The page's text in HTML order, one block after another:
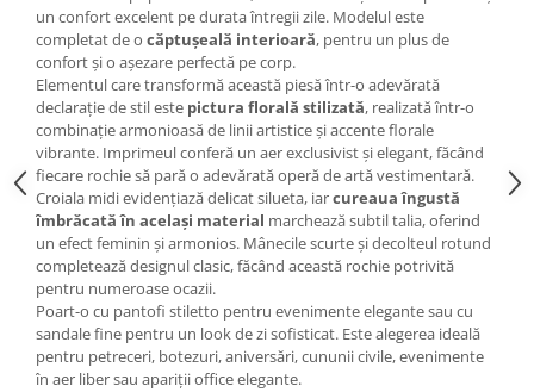
un confort excelent pe durata întregii zile. Modelul este
completat de o căptușeală interioară, pentru un plus de
confort și o așezare perfectă pe corp.
Elementul care transformă această piesă într-o adevărată
declarație de stil este pictura florală stilizată, realizată într-o
combinație armonioasă de linii artistice și accente florale
vibrante. Imprimeul conferă un aer exclusivist și elegant, făcând
fiecare rochie să pară o adevărată operă de artă vestimentară.
Croiala midi evidențiază delicat silueta, iarcureaua îngustă
îmbrăcată în același material marchează subtil talia, oferind
un efect feminin și armonios. Mânecile scurte și decolteul rotund
completează designul clasic, făcând această rochie potrivită
pentru numeroase ocazii.
Poart-o cu pantofi stiletto pentru evenimente elegante sau cu
sandale fine pentru un look de zi sofisticat. Este alegerea ideală
pentru petreceri, botezuri, aniversări, cununii civile, evenimente
în aer liber sau apariții office elegante.